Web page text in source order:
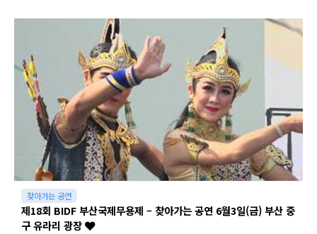
찾아가는 공연
제18회 BIDF 부산국제무용제 – 찾아가는 공연 6월3일(금) 부산 중
구 유라리 광장